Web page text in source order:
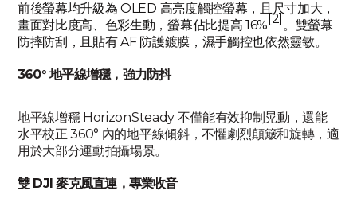
前後螢幕均升級為 OLED 高亮度觸控螢幕，且尺寸加大，
畫面對比度高、色彩生動，螢幕佔比提高 16% [2]。雙螢幕
防摔防刮，且貼有 AF 防護鍍膜，濕手觸控也依然靈敏。
360° 地平線增穩，強力防抖
地平線增穩 HorizonSteady 不僅能有效抑制晃動，還能
水平校正 360° 內的地平線傾斜，不懼劇烈顛簸和旋轉，適
用於大部分運動拍攝場景。
雙 DJI 麥克風直連，專業收音